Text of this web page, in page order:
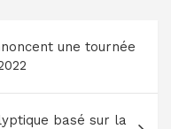
une tournée
basé sur la